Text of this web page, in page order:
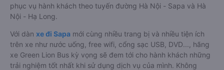
phục vụ hành khách theo tuyến đường Hà Nội - Sapa và Hà
Nội - Hạ Long.
Với dàn xe đi Sapa mới cùng nhiều trang bị và nhiều tiện ích
trên xe như nước uống, free wifi, cổng sạc USB, DVD..., hãng
xe Green Lion Bus kỳ vọng sẽ đem tới cho hành khách những
trải nghiệm tốt nhất khi sử dụng dịch vụ của mình. Không